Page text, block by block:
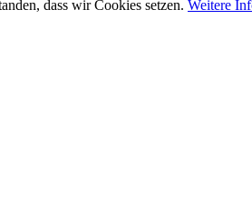
dass wir Cookies setzen. Weitere